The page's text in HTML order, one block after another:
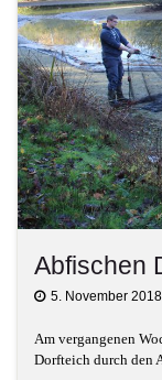
Abfischen
5. November 2018
Am vergangenen
Dorfteich durch den